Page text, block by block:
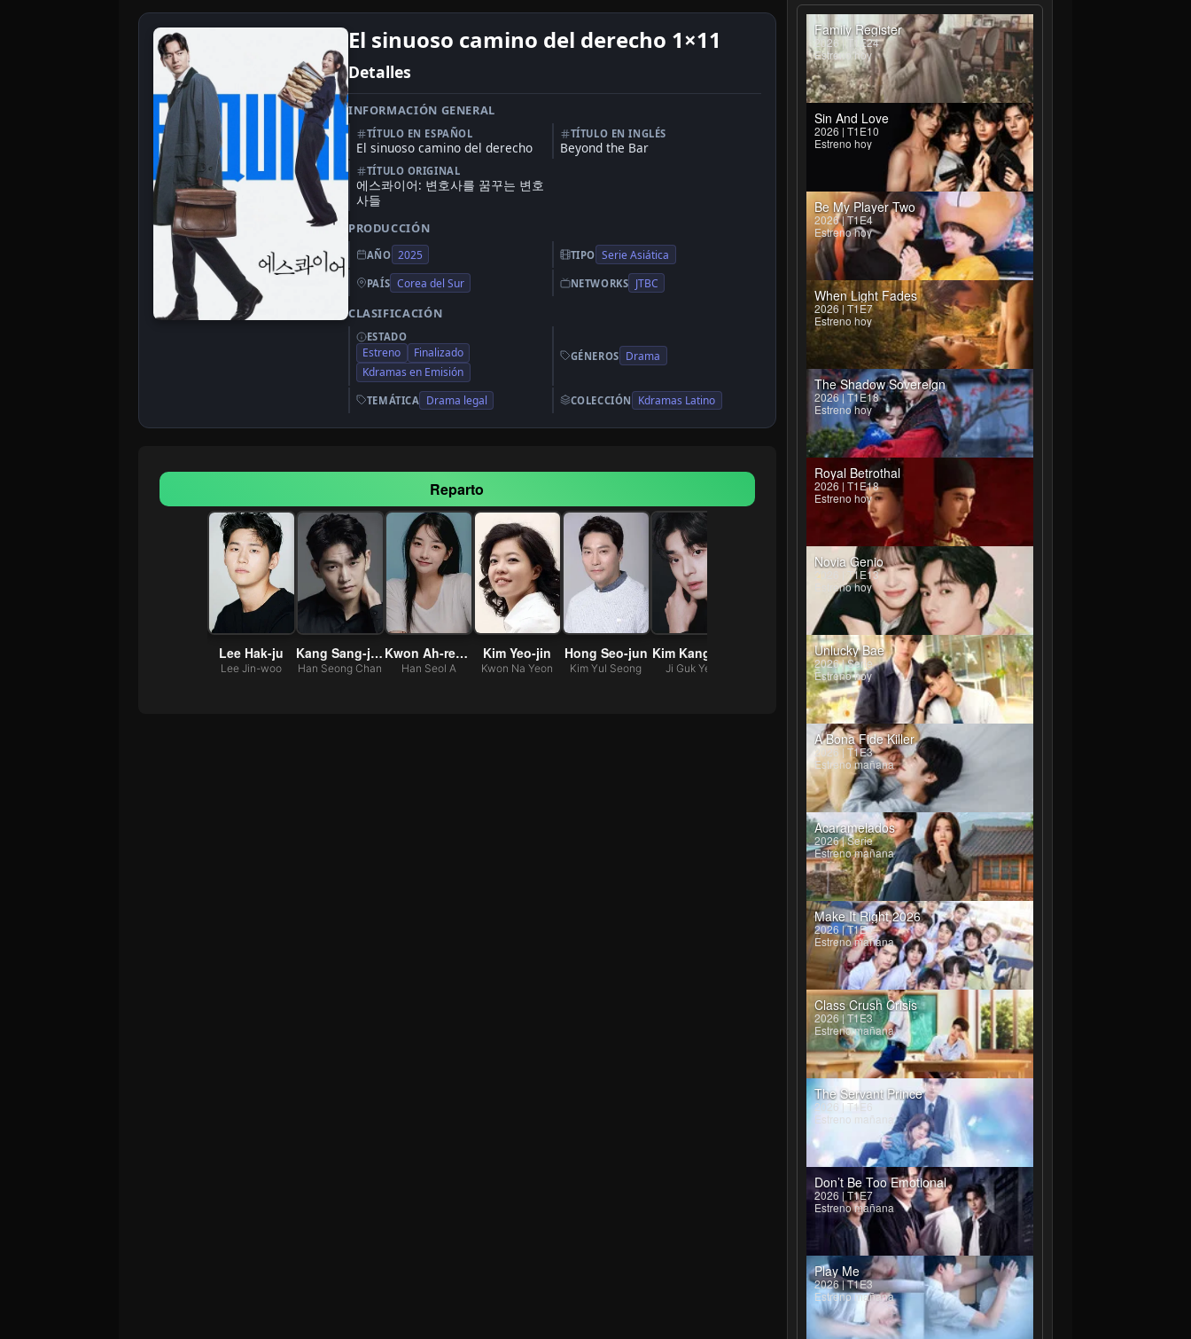
El sinuoso camino del derecho 1×11
Detalles
INFORMACIÓN GENERAL
TÍTULO EN ESPAÑOL
El sinuoso camino del derecho
TÍTULO EN INGLÉS
Beyond the Bar
TÍTULO ORIGINAL
에스콰이어: 변호사를 꿈꾸는 변호
사들
PRODUCCIÓN
AÑO 2025 TIPO Serie Asiática
PAÍS Corea del Sur NETWORKS JTBC
CLASIFICACIÓN
ESTADO
Estreno
Finalizado
Kdramas en Emisión
GÉNEROS Drama
TEMÁTICA Drama legal COLECCIÓN Kdramas Latino
Reparto
Lee Hak-ju
Lee Jin-woo
Kang Sang-jun
Han Seong Chan
Kwon Ah-reum
Han Seol A
Kim Yeo-jin
Kwon Na Yeon
Hong Seo-jun
Kim Yul Seong
Kim Kang-min
Ji Guk Yeon
Kil Eun-sung Lee Sang-yeob
Family Register
2026 | T1E24
Estreno hoy
Sin And Love
2026 | T1E10
Estreno hoy
Be My Player Two
2026 | T1E4
Estreno hoy
When Light Fades
2026 | T1E7
Estreno hoy
The Shadow Sovereign
2026 | T1E18
Estreno hoy
Royal Betrothal
2026 | T1E18
Estreno hoy
Novia Genio
2026 | T1E13
Estreno hoy
Unlucky Bae
2026 | Serie
Estreno hoy
A Bona Fide Killer
2026 | T1E3
Estreno mañana
Acaramelados
2026 | Serie
Estreno mañana
Make It Right 2026
2026 | T1E4
Estreno mañana
Class Crush Crisis
2026 | T1E3
Estreno mañana
The Servant Prince
2026 | T1E6
Estreno mañana
Don’t Be Too Emotional
2026 | T1E7
Estreno mañana
Play Me
2026 | T1E3
Estreno mañana